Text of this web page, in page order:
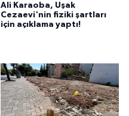
Ali Karaoba, Uşak
Cezaevi'nin fiziki şartları
için açıklama yaptı!